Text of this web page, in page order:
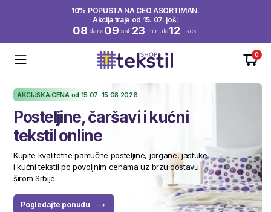
10% POPUSTA NA CEO ASORTIMAN.
Akcija traje od 15. 07. još:
08 dana09 sati23 minuta10 sek.
0
AKCIJSKA CENA od 15.07-15.08.2026.
Posteljine, čaršavi i kućni
tekstil online
Kupite kvalitetne pamučne posteljine, jorgane, jastuke
i kućni tekstil po povoljnim cenama uz brzu dostavu
širom Srbije.
Pogledajte ponudu